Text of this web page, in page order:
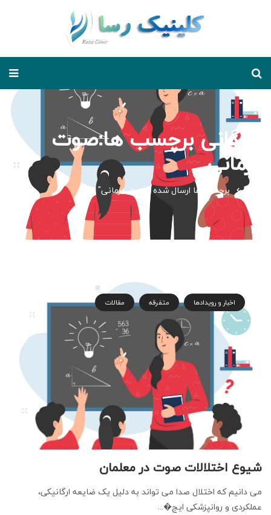
بایگانی برچسب ها:صوت
درمانی
خانه برچسب ها ارسال شده "صوت درمانی"
اخبار و رویدادها متفرقه مقالات
شیوع اختلالات صوت در معلمان
می دانیم که اختلال صدا می تواند به دلیل یک ضایعه ارگانیکی،
عملکردی و روانپزشکی ایج�...